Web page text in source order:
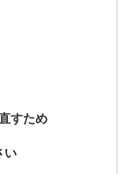
すため
い